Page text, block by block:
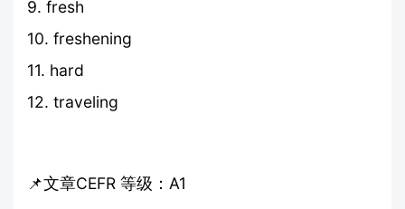
9. fresh
10. freshening
11. hard
12. traveling
📌文章CEFR 等级：A1